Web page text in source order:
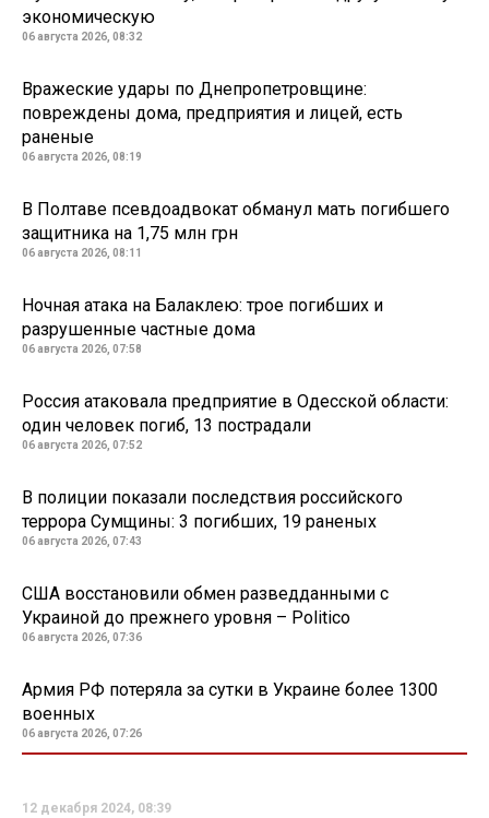
экономическую
06 августа 2026, 08:32
Вражеские удары по Днепропетровщине:
повреждены дома, предприятия и лицей, есть
раненые
06 августа 2026, 08:19
В Полтаве псевдоадвокат обманул мать погибшего
защитника на 1,75 млн грн
06 августа 2026, 08:11
Ночная атака на Балаклею: трое погибших и
разрушенные частные дома
06 августа 2026, 07:58
Россия атаковала предприятие в Одесской области:
один человек погиб, 13 пострадали
06 августа 2026, 07:52
В полиции показали последствия российского
террора Сумщины: 3 погибших, 19 раненых
06 августа 2026, 07:43
США восстановили обмен разведданными с
Украиной до прежнего уровня – Politico
06 августа 2026, 07:36
Армия РФ потеряла за сутки в Украине более 1300
военных
06 августа 2026, 07:26
12 декабря 2024, 08:39